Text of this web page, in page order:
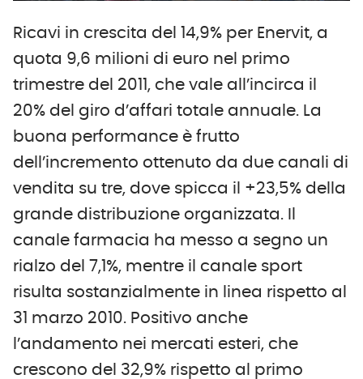
Ricavi in crescita del 14,9% per Enervit, a
quota 9,6 milioni di euro nel primo
trimestre del 2011, che vale all’incirca il
20% del giro d’affari totale annuale. La
buona performance è frutto
dell’incremento ottenuto da due canali di
vendita su tre, dove spicca il +23,5% della
grande distribuzione organizzata. Il
canale farmacia ha messo a segno un
rialzo del 7,1%, mentre il canale sport
risulta sostanzialmente in linea rispetto al
31 marzo 2010. Positivo anche
l’andamento nei mercati esteri, che
crescono del 32,9% rispetto al primo